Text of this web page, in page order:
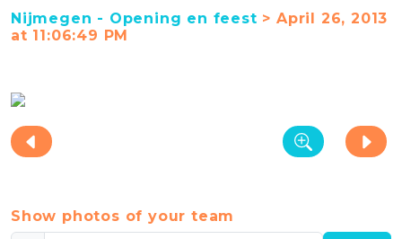
Nijmegen - Opening en feest > April 26, 2013
at 11:06:49 PM
Show photos of your team